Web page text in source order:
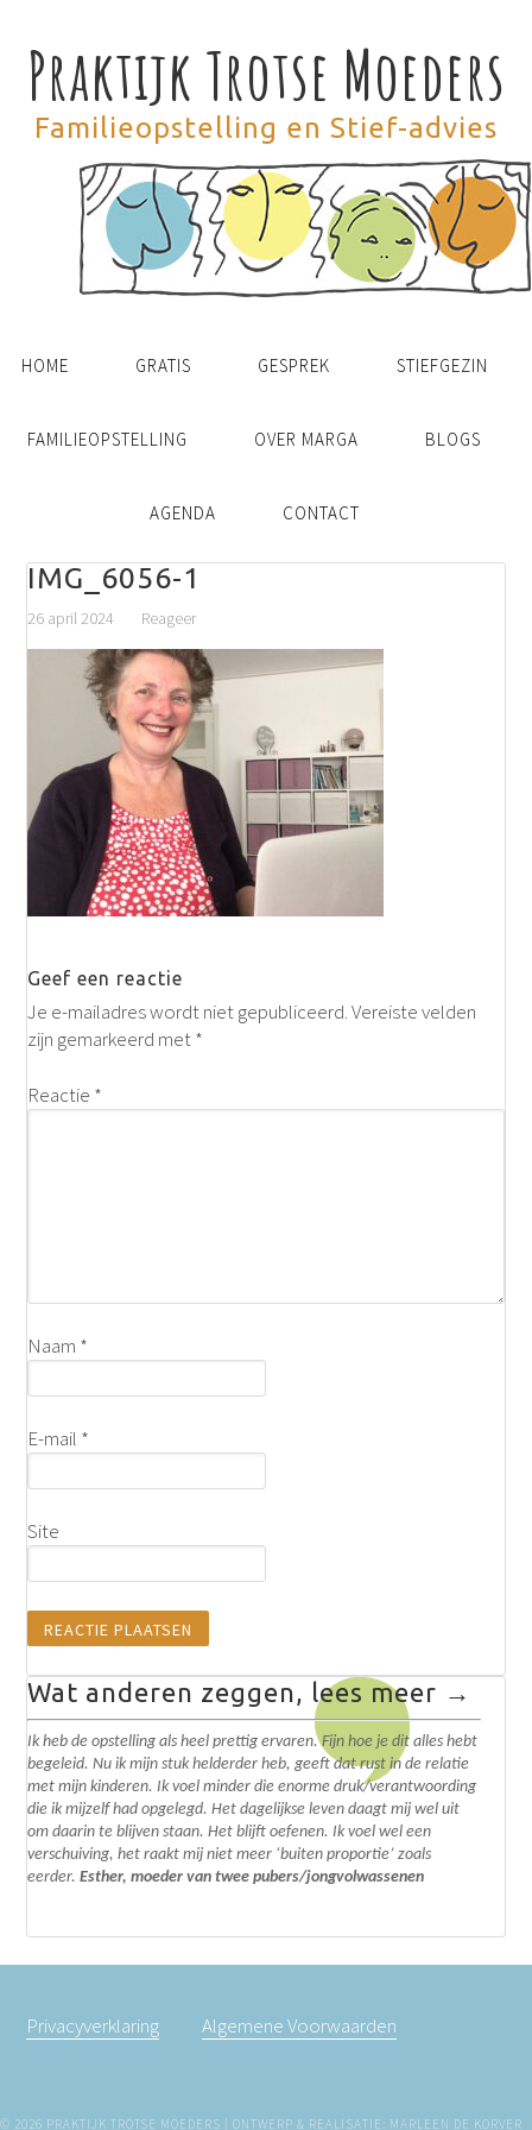
Praktijk Trotse Moeders
Familieopstelling en Stief-advies
HOME GRATIS GESPREK STIEFGEZIN
FAMILIEOPSTELLING OVER MARGA BLOGS
AGENDA CONTACT
IMG_6056-1
26 april 2024 Reageer
Geef een reactie
Je e-mailadres wordt niet gepubliceerd.Vereiste velden
zijn gemarkeerd met*
Reactie *
Naam *
E-mail *
Site
Wat anderen zeggen, lees meer →
Ik heb de opstelling als heel prettig ervaren. Fijn hoe je dit alles hebt
begeleid. Nu ik mijn stuk helderder heb, geeft dat rust in de relatie
met mijn kinderen. Ik voel minder die enorme druk/verantwoording
die ik mijzelf had opgelegd.Het dagelijkse leven daagt mij wel uit
om daarin te blijven staan. Het blijft oefenen. Ik voel wel een
verschuiving, het raakt mij niet meer ‘buiten proportie’ zoals
eerder.Esther, moeder van twee pubers/jongvolwassenen
Privacyverklaring Algemene Voorwaarden
© 2026 PRAKTIJK TROTSE MOEDERS | ONTWERP & REALISATIE: MARLEEN DE KORVER